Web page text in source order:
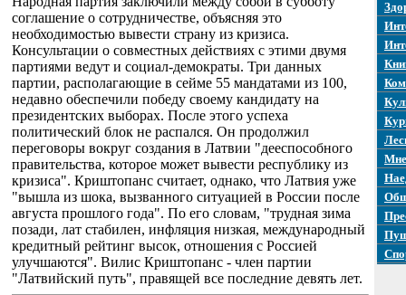
соглашение о сотрудничестве, объясняя это
необходимостью вывести страну из кризиса.
Консультации о совместных действиях с этими двумя
партиями ведут и социал-демократы. Три данных
партии, располагающие в сейме 55 мандатами из 100,
недавно обеспечили победу своему кандидату на
президентских выборах. После этого успеха
политический блок не распался. Он продолжил
переговоры вокруг создания в Латвии "дееспособного
правительства, которое может вывести республику из
кризиса". Криштопанс считает, однако, что Латвия уже
"вышла из шока, вызванного ситуацией в России после
августа прошлого года". По его словам, "трудная зима
позади, лат стабилен, инфляция низкая, международный
кредитный рейтинг высок, отношения с Россией
улучшаются". Вилис Криштопанс - член партии
"Латвийский путь", правящей все последние девять лет.